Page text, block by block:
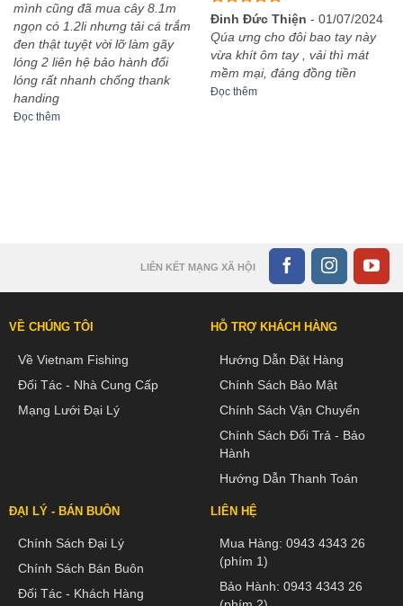
mình cũng đã mua cây 8.1m
ngọn có 1.2li nhưng tải cá trắm
đen thật tuyệt vời lỡ làm gãy
lóng 2 liên hệ bảo hành đổi
lóng rất nhanh chống thank
handing
Đọc thêm
Được xếp
hạng
sao
Đinh Đức Thiện - 01/07/2024
Qúa ưng cho đôi bao tay này
vừa khít ôm tay , vải thì mát
mềm mại, đáng đồng tiền
Đọc thêm
LIÊN KẾT MẠNG XÃ HỘI
VỀ CHÚNG TÔI
Về Vietnam Fishing
Đối Tác - Nhà Cung Cấp
Mạng Lưới Đại Lý
HỖ TRỢ KHÁCH HÀNG
Hướng Dẫn Đặt Hàng
Chính Sách Bảo Mật
Chính Sách Vận Chuyển
Chính Sách Đổi Trả - Bảo
Hành
Hướng Dẫn Thanh Toán
ĐẠI LÝ - BÁN BUÔN
Chính Sách Đại Lý
Chính Sách Bán Buôn
Đối Tác - Khách Hàng
LIÊN HỆ
Mua Hàng: 0943 4343 26
(phím 1)
Bảo Hành: 0943 4343 26